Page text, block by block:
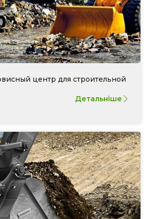
центр для строительной
Детальніше